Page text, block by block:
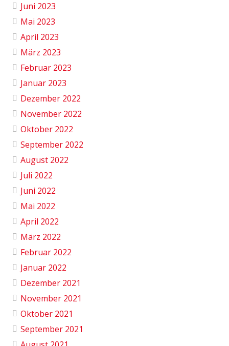
Juni 2023
Mai 2023
April 2023
März 2023
Februar 2023
Januar 2023
Dezember 2022
November 2022
Oktober 2022
September 2022
August 2022
Juli 2022
Juni 2022
Mai 2022
April 2022
März 2022
Februar 2022
Januar 2022
Dezember 2021
November 2021
Oktober 2021
September 2021